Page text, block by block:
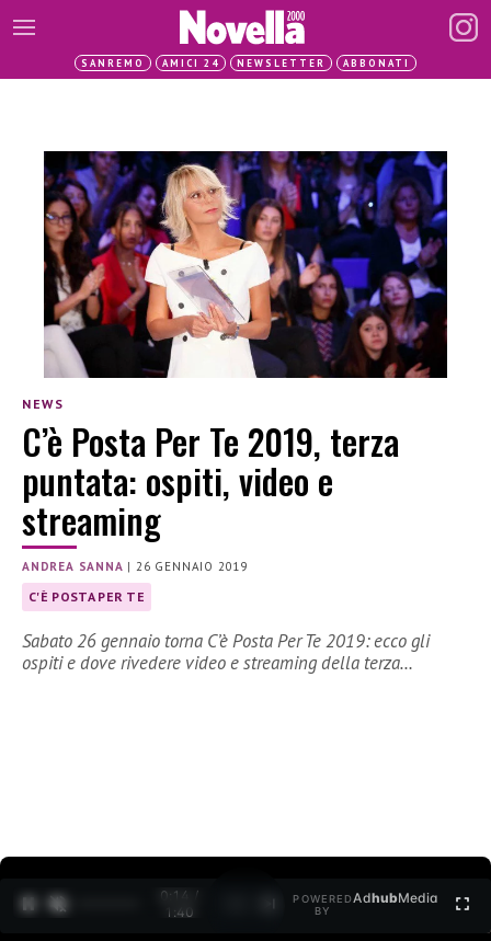
SANREMO AMICI 24 NEWSLETTER ABBONATI
NEWS
C’è Posta Per Te 2019, terza
puntata: ospiti, video e
streaming
ANDREA SANNA |26 GENNAIO 2019
C'È POSTA PER TE
Sabato 26 gennaio torna C’è Posta Per Te 2019: ecco gli
ospiti e dove rivedere video e streaming della terza…
0:15 /
1:40
POWERED
BY
AdhubMedia